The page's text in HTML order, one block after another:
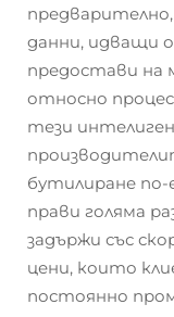
данни, идващи
предостави на
относно
тези
бутилиране
прави голяма
задържи със
цени, които
постоянно